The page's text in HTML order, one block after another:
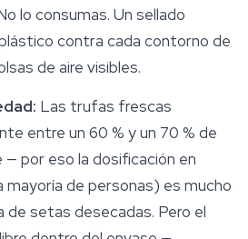
lo consumas. Un sellado
contra cada contorno de
de aire visibles.
Las trufas frescas
entre un 60 % y un 70 % de
— por eso la dosificación en
mayoría de personas) es mucho
de setas desecadas. Pero el